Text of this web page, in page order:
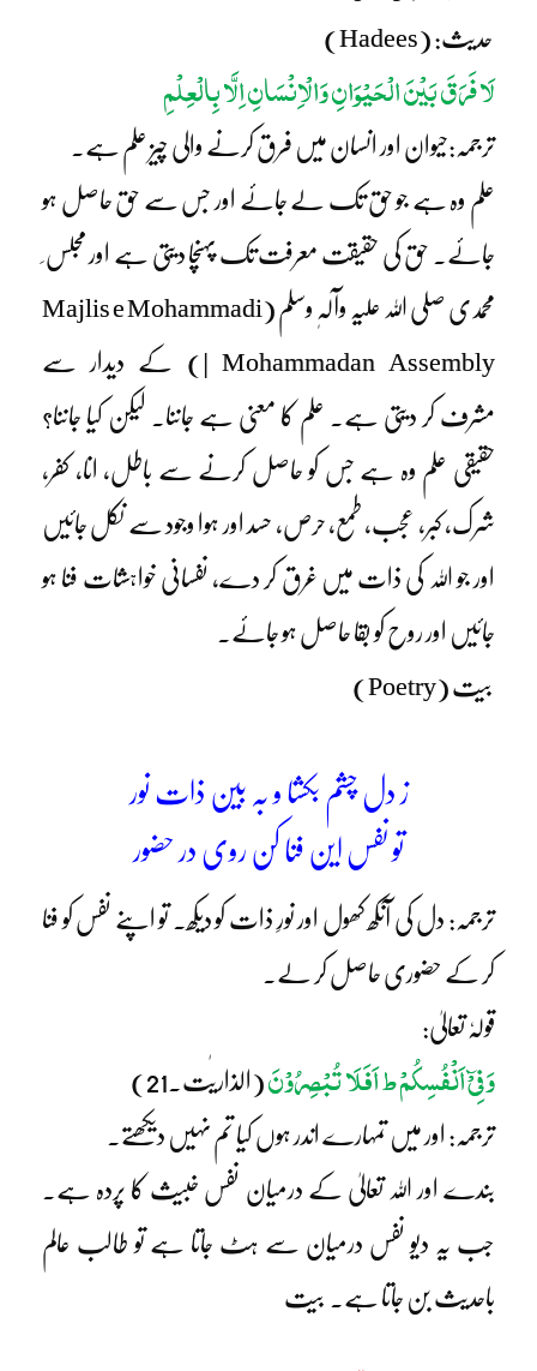
حدیث: (Hadees)
لَا فَرَقَ بَیْنَ الْحَیْوَانِ وَالْاِنْسَانِ اِلَّا بِالْعِلْمِ
ترجمہ:حیوان اور انسان میں فرق کرنے والی چیز علم ہے۔
علم وہ ہے جو حق تک لے جائے اور جس سے حق حاصل ہو
جائے۔ حق کی حقیقت معرفت تک پہنچا دیتی ہے اور مجلس ِ
محمدی صلی اللہ علیہ وآلہٖ وسلم (Majlis e Mohammadi
| Mohammadan Assembly) کے دیدار سے
مشرف کر دیتی ہے۔ علم کا معنی ہے جاننا۔ لیکن کیا جاننا؟
حقیقی علم وہ ہے جس کو حاصل کرنے سے باطل، انا، کفر،
شرک، کبر، عجب، طمع، حرص، حسد اور ہوا وجود سے نکل جائیں
اور جو اللہ کی ذات میں غرق کر دے، نفسانی خواہشات فنا ہو
جائیں اور روح کو بقا حاصل ہو جائے۔
بیت (Poetry)
ز دل چشم بکشا و بہ بین ذات نور
تو نفس این فنا کن روی در حضور
ترجمہ: دل کی آنکھ کھول اور نورِ ذات کو دیکھ۔ تو اپنے نفس کو فنا
کر کے حضوری حاصل کر لے۔
قولہٗ تعالیٰ:
وَفِیْٓ اَنْفُسِکُمْ ط اَفَلَا تُبْصِرُوْنَ (الذاریٰت۔21)
ترجمہ: اور میں تمہارے اندر ہوں کیا تم نہیں دیکھتے۔
بندے اور اللہ تعالیٰ کے درمیان نفس خبیث کا پردہ ہے۔
جب یہ دیو نفس درمیان سے ہٹ جاتا ہے تو طالب عالم
باحدیث بن جاتا ہے۔ بیت